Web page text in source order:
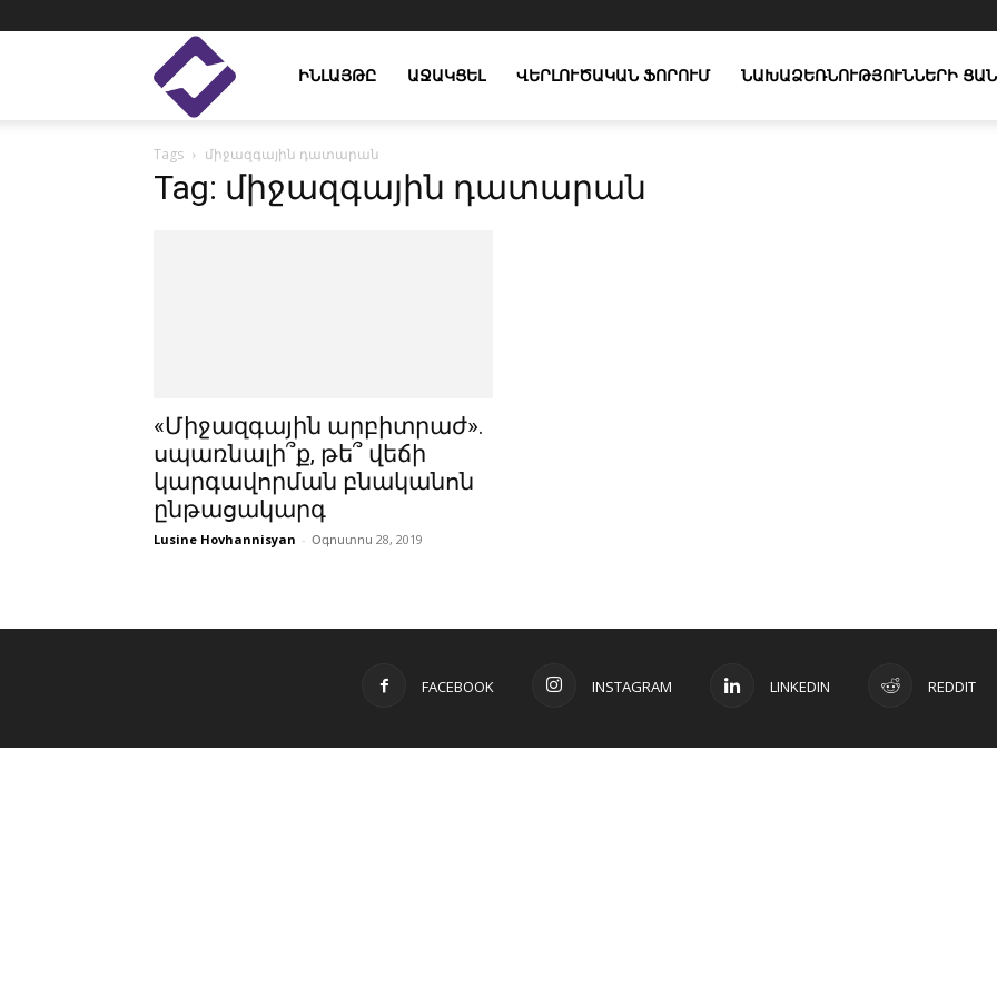
Enlight
Studies
ԻՆԼԱՅԹԸ ԱՋԱԿՑԵԼ ՎԵՐԼՈՒԾԱԿԱՆ ՖՈՐՈՒՄ ՆԱԽԱՁԵՌՆՈՒԹՅՈՒՆՆԵՐԻ
Tags միջազգային դատարան
Tag: միջազգային դատարան
«Միջազգային արբիտրաժ».
սպառնալի՞ք, թե՞ վեճի
կարգավորման բնականոն
ընթացակարգ
Lusine Hovhannisyan - Օգոստոս 28, 2019
FACEBOOK INSTAGRAM LINKEDIN REDDIT